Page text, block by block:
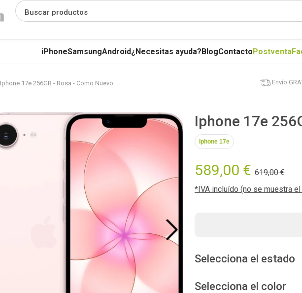
Buscar productos
iPhoneSamsungAndroid¿Necesitas ayuda?BlogContactoPostventa
Iphone 17e 256GB - Rosa - Como Nuevo Envío
Next
Iphone 17e
Iphone 17e
589,00 € 619,00 €
*IVA incluído (no se muestra
Selecciona el estado
Selecciona el color